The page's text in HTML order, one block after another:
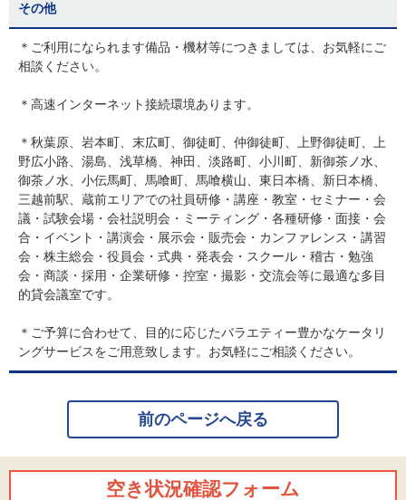
その他
＊ご利用になられます備品・機材等につきましては、お気軽にご
相談ください。
＊高速インターネット接続環境あります。
＊秋葉原、岩本町、末広町、御徒町、仲御徒町、上野御徒町、上
野広小路、湯島、浅草橋、神田、淡路町、小川町、新御茶ノ水、
御茶ノ水、小伝馬町、馬喰町、馬喰横山、東日本橋、新日本橋、
三越前駅、蔵前エリアでの社員研修・講座・教室・セミナー・会
議・試験会場・会社説明会・ミーティング・各種研修・面接・会
合・イベント・講演会・展示会・販売会・カンファレンス・講習
会・株主総会・役員会・式典・発表会・スクール・稽古・勉強
会・商談・採用・企業研修・控室・撮影・交流会等に最適な多目
的貸会議室です。
＊ご予算に合わせて、目的に応じたバラエティー豊かなケータリ
ングサービスをご用意致します。お気軽にご相談ください。
前のページへ戻る
空き状況確認フォーム